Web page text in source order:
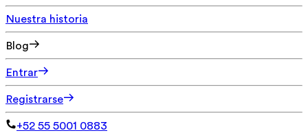
Nuestra historia
Blog
Entrar
Registrarse
+52 55 5001 0883